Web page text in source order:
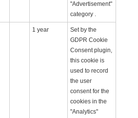
"Advertisement"
category .
1 year
Set by the
GDPR Cookie
Consent plugin,
this cookie is
used to record
the user
consent for the
cookies in the
"Analytics"